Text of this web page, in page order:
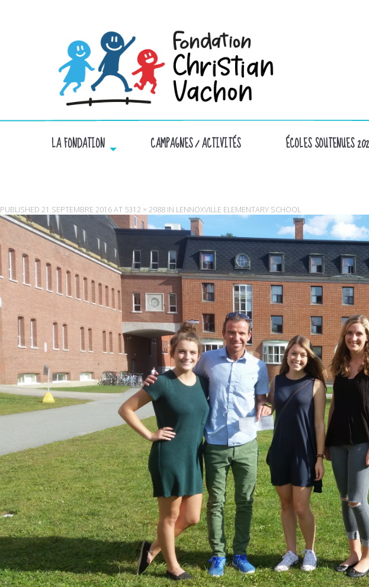
LA FONDATION CAMPAGNES / ACTIVITÉS ÉCOLES SOUTENUES
PUBLISHED 21 SEPTEMBRE 2016AT 5312 × 2988 IN LENNOXVILLE ELEMENTARY SCHOOL